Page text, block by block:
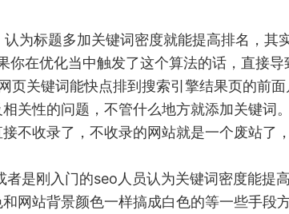
标题多加关键词密度就能提高排名，其
在优化当中触发了这个算法的话，直接导
关键词能快点排到搜索引擎结果页的前面
关性的问题，不管什么地方就添加关键词
不收录了，不收录的网站就是一个废站了
刚入门的seo人员认为关键词密度能提
网站背景颜色一样搞成白色的等一些手段